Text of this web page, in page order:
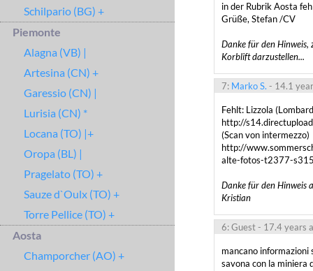
Schilpario (BG) +
Piemonte
Alagna (VB) |
Artesina (CN) +
Garessio (CN) |
Lurisia (CN) *
Locana (TO) |+
Oropa (BL) |
Pragelato (TO) +
Sauze d`Oulx (TO) +
Torre Pellice (TO) +
Aosta
Champorcher (AO) +
in der Rubrik Aosta
Grüße, Stefan /CV
Danke für den Hinweis,
Korblift darzustellen...
7: Marko S. - 14.1
Fehlt: Lizzola
http://
(Scan von intermezzo)
http://
alte-fotos-t2377-
Danke für den Hinweis
Kristian
6: Guest- 17.4 years
mancano
savona con la miniera